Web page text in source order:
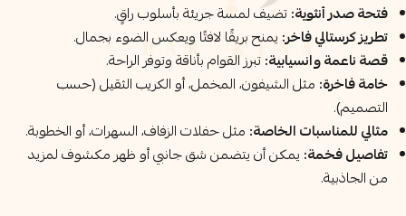
فتحة صدر أنثوية:تضيف لمسة جريئة بأسلوب راقٍ.
تطريز كرستالي فاخر: يمنح بريقًا لافتًا ويعكس الضوء بجمال.
قصة ناعمة وانسيابية:تبرز القوام بأناقة وتوفر الراحة.
خامة فاخرة: مثل الشيفون، المخمل، أو الكريب الثقيل (حسب
التصميم).
مثالي للمناسبات الخاصة: مثل حفلات الزفاف، السهرات، أو الخطوبة.
تفاصيل فخمة: يمكن أن يتضمن شق جانبي أو ظهر مكشوف لمزيد
من الجاذبية.